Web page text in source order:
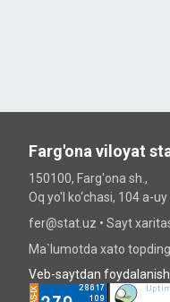
Farg'ona viloyat
150100, Farg'ona sh.,
Oq yo'l ko‘chаsi, 104 a-uy
fer@stat.uz • Sayt
Ma`lumotda xato
Veb-saytdan